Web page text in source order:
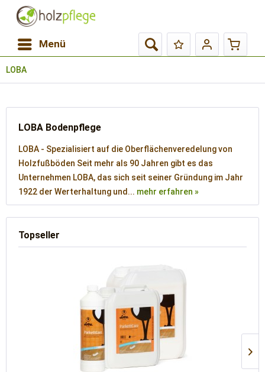
Menü
LOBA
LOBA Bodenpflege
LOBA - Spezialisiert auf die Oberflächenveredelung von
Holzfußböden Seit mehr als 90 Jahren gibt es das
Unternehmen LOBA, das sich seit seiner Gründung im Jahr
1922 der Werterhaltung und... mehr erfahren »
Topseller